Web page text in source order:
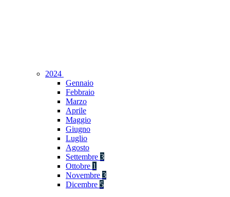
2024
Gennaio
Febbraio
Marzo
Aprile
Maggio
Giugno
Luglio
Agosto
Settembre 3
Ottobre 1
Novembre 3
Dicembre 5